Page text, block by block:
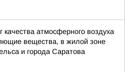
качества атмосферного воздуха
вещества, в жилой зоне
и города Саратова